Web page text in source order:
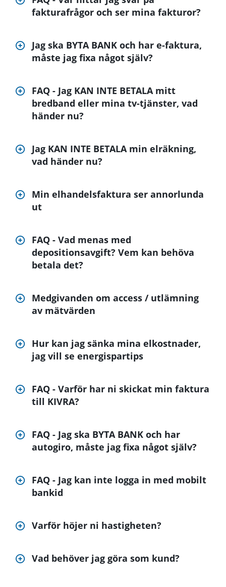
fakturafrågor och ser mina fakturor?
Jag ska BYTA BANK och har e-faktura,
måste jag fixa något själv?
FAQ - Jag KAN INTE BETALA mitt
bredband eller mina tv-tjänster, vad
händer nu?
Jag KAN INTE BETALA min elräkning,
vad händer nu?
Min elhandelsfaktura ser annorlunda
ut
FAQ - Vad menas med
depositionsavgift? Vem kan behöva
betala det?
Medgivanden om access / utlämning
av mätvärden
Hur kan jag sänka mina elkostnader,
jag vill se energispartips
FAQ - Varför har ni skickat min faktura
till KIVRA?
FAQ - Jag ska BYTA BANK och har
autogiro, måste jag fixa något själv?
FAQ - Jag kan inte logga in med mobilt
bankid
Varför höjer ni hastigheten?
Vad behöver jag göra som kund?